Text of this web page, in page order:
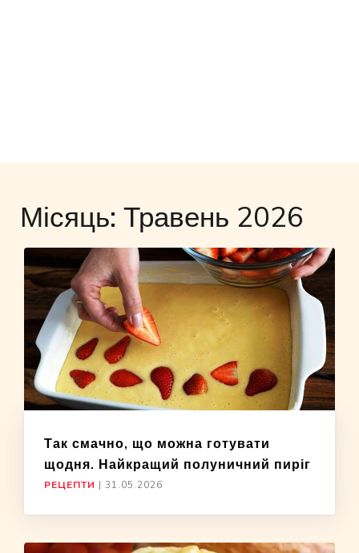
Місяць: Травень 2026
Так смачно, що можна готувати
щодня. Найкращий полуничний пиріг
РЕЦЕПТИ | 31.05.2026